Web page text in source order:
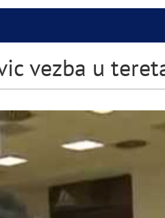
vezba u